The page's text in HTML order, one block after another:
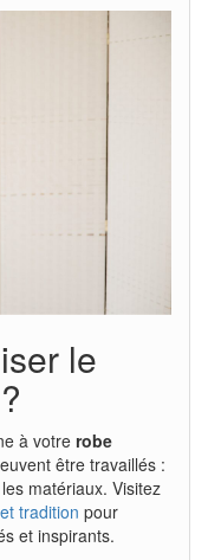
le
à votre robe
être travaillés :
matériaux. Visitez
tradition pour
et inspirants.